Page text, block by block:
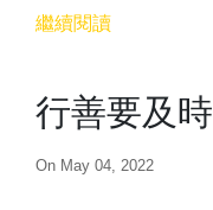
繼續閱讀
行善要及時
On May 04, 2022